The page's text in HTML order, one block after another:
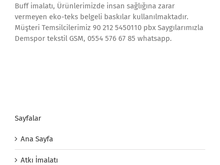
Buff imalatı, Ürünlerimizde insan sağlığına zarar
vermeyen eko-teks belgeli baskılar kullanılmaktadır.
Müşteri Temsilcilerimiz 90 212 5450110 pbx Saygılarımızla
Demspor tekstil GSM, 0554 576 67 85 whatsapp.
Sayfalar
Ana Sayfa
Atkı İmalatı